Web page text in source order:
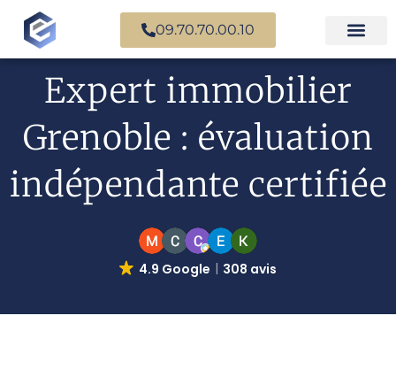
09.70.70.00.10
Expert immobilier
Grenoble : évaluation
indépendante certifiée
4.9 Google 308 avis